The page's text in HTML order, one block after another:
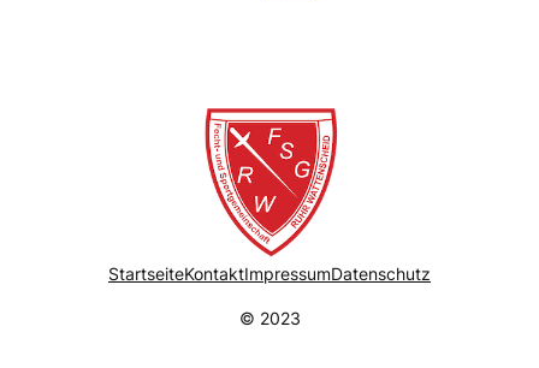
StartseiteKontaktImpressumDatenschutz
© 2023